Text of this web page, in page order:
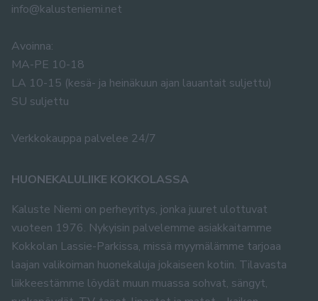
info@kalusteniemi.net
Avoinna:
MA-PE 10-18
LA 10-15 (kesä- ja heinäkuun ajan lauantait suljettu)
SU suljettu
Verkkokauppa palvelee 24/7
HUONEKALULIIKE KOKKOLASSA
Kaluste Niemi on perheyritys, jonka juuret ulottuvat
vuoteen 1976. Nykyisin palvelemme asiakkaitamme
Kokkolan Lassie-Parkissa, missä myymälämme tarjoaa
laajan valikoiman huonekaluja jokaiseen kotiin. Tilavasta
liikkeestämme löydät muun muassa sohvat, sängyt,